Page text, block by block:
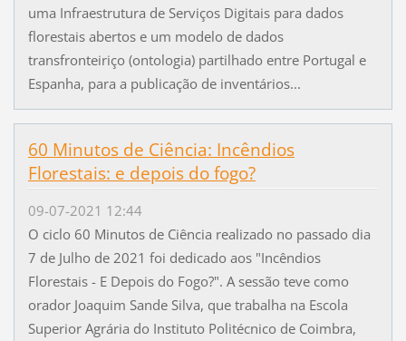
uma Infraestrutura de Serviços Digitais para dados
florestais abertos e um modelo de dados
transfronteiriço (ontologia) partilhado entre Portugal e
Espanha, para a publicação de inventários...
60 Minutos de Ciência: Incêndios
Florestais: e depois do fogo?
09-07-2021 12:44
O ciclo 60 Minutos de Ciência realizado no passado dia
7 de Julho de 2021 foi dedicado aos "Incêndios
Florestais - E Depois do Fogo?". A sessão teve como
orador Joaquim Sande Silva, que trabalha na Escola
Superior Agrária do Instituto Politécnico de Coimbra,